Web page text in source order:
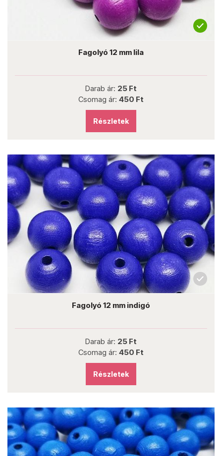
Fagolyó 12 mm lila
Darab ár: 25 Ft
Csomag ár: 450 Ft
Részletek
Fagolyó 12 mm indigó
Darab ár: 25 Ft
Csomag ár: 450 Ft
Részletek